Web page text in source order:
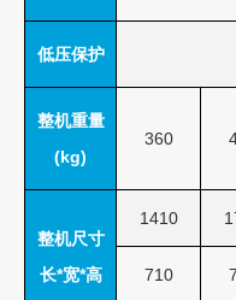
低压保护
整机重量
(kg)
360
整机尺寸
长*宽*高
1410
710